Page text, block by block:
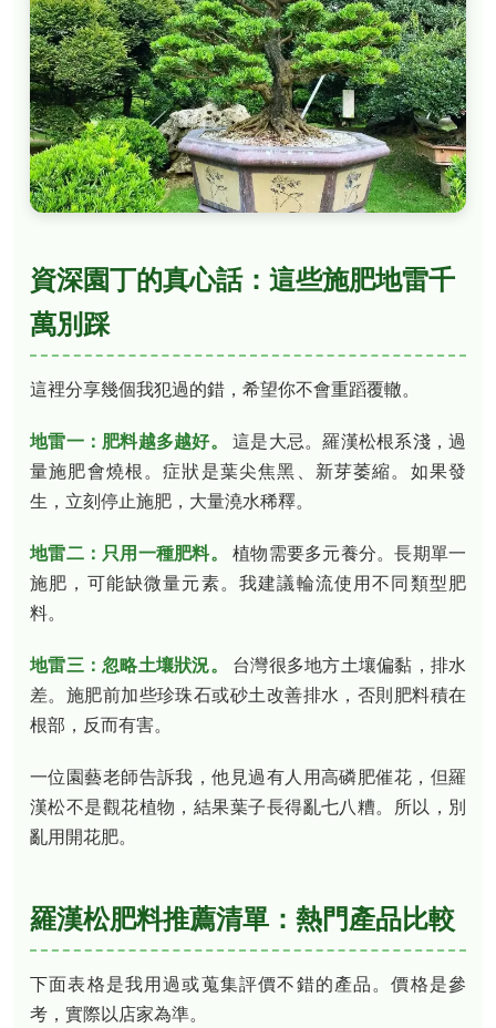
資深園丁的真心話：這些施肥地雷千
萬別踩
這裡分享幾個我犯過的錯，希望你不會重蹈覆轍。
地雷一：肥料越多越好。
這是大忌。羅漢松根系淺，過
量施肥會燒根。症狀是葉尖焦黑、新芽萎縮。如果發
生，立刻停止施肥，大量澆水稀釋。
地雷二：只用一種肥料。
植物需要多元養分。長期單一
施肥，可能缺微量元素。我建議輪流使用不同類型肥
料。
地雷三：忽略土壤狀況。
台灣很多地方土壤偏黏，排水
差。施肥前加些珍珠石或砂土改善排水，否則肥料積在
根部，反而有害。
一位園藝老師告訴我，他見過有人用高磷肥催花，但羅
漢松不是觀花植物，結果葉子長得亂七八糟。所以，別
亂用開花肥。
羅漢松肥料推薦清單：熱門產品比較
下面表格是我用過或蒐集評價不錯的產品。價格是參
考，實際以店家為準。